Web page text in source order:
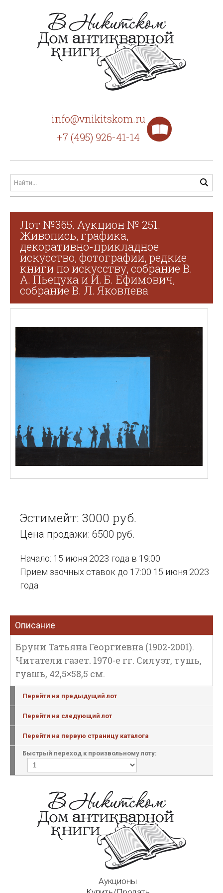
info@vnikitskom.ru
+7 (495) 926-41-14
Лот №365. Аукцион № 251.
Живопись, графика,
декоративно-прикладное
искусство, фотографии, редкие
книги по искусству, собрание В.
А. Пьецуха и И. Б. Ефимович,
собрание В. Л. Яковлева
Эстимейт: 3000 руб.
Цена продажи: 6500 руб.
Начало: 15 июня 2023 года в 19:00
Прием заочных ставок до 17:00 15 июня 2023
года
Описание
Бруни Татьяна Георгиевна (1902-2001).
Читатели газет. 1970-е гг. Силуэт, тушь,
гуашь, 42,5×58,5 см.
Перейти на предыдущий лот
Перейти на следующий лот
Перейти на первую страницу каталога
Быстрый переход к произвольному лоту:
Аукционы